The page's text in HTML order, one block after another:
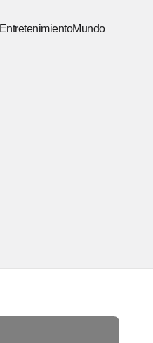
EntretenimientoMundo